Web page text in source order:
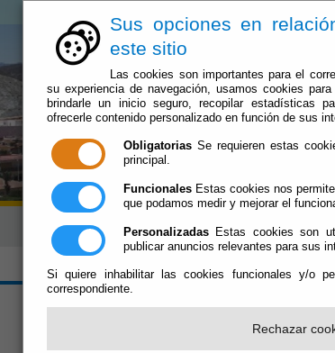
Sus opciones en
este sitio
Las cookies son importantes para el
su experiencia de navegación, usamos cookies
brindarle un inicio seguro, recopilar estadísticas
ofrecerle contenido personalizado en función de sus
Obligatorias Se requieren estas
principal.
Funcionales Estas cookies nos
que podamos medir y mejorar el
Personalizadas Estas cookies son
publicar anuncios relevantes para sus
Si quiere inhabilitar las cookies funcionales y/o
correspondiente.
Rechazar
Ayuntamiento